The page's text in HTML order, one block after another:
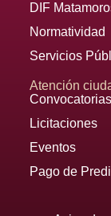
DIF
Normatividad
Servicios
Atención
Convocatorias
Licitaciones
Eventos
Pago de